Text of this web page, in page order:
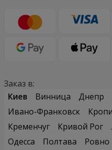
Заказ в:
Киев
Винница Днепр
Ивано-Франковск
Кременчуг
Кривой Рог
Одесса
Полтава Ровно